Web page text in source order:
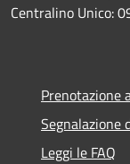
Centralino Unico:
Prenotazione
Segnalazione
Leggi le FAQ